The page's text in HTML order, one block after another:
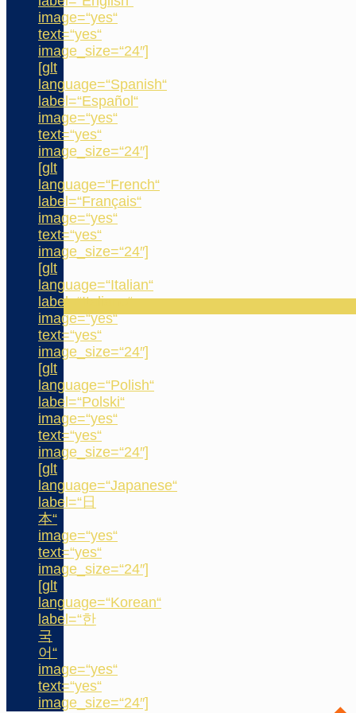
image=“yes“
text=“yes“
image_size=“24″]
[glt
language=“Spanish“
label=“Español“
image=“yes“
text=“yes“
image_size=“24″]
[glt
language=“French“
label=“Français“
image=“yes“
text=“yes“
image_size=“24″]
[glt
language=“Italian“
label=“Italiano“
image=“yes“
text=“yes“
image_size=“24″]
[glt
language=“Polish“
label=“Polski“
image=“yes“
text=“yes“
image_size=“24″]
[glt
language=“Japanese“
label=“日
本“
image=“yes“
text=“yes“
image_size=“24″]
[glt
language=“Korean“
label=“한
국
어“
image=“yes“
text=“yes“
image_size=“24″]